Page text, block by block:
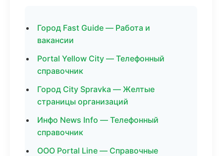
Город Fast Guide — Работа и
вакансии
Portal Yellow City — Телефонный
справочник
Город City Spravka — Желтые
страницы организаций
Инфо News Info — Телефонный
справочник
ООО Portal Line — Справочные